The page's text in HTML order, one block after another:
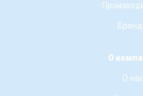
О
О нас